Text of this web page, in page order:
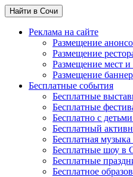
Найти в Сочи
Реклама на сайте
Размещение
Размещение
Размещение мест
Размещение
Бесплатные события
Бесплатные
Бесплатные
Бесплатно с
Бесплатный
Бесплатная
Бесплатные шоу в
Бесплатные
Бесплатное